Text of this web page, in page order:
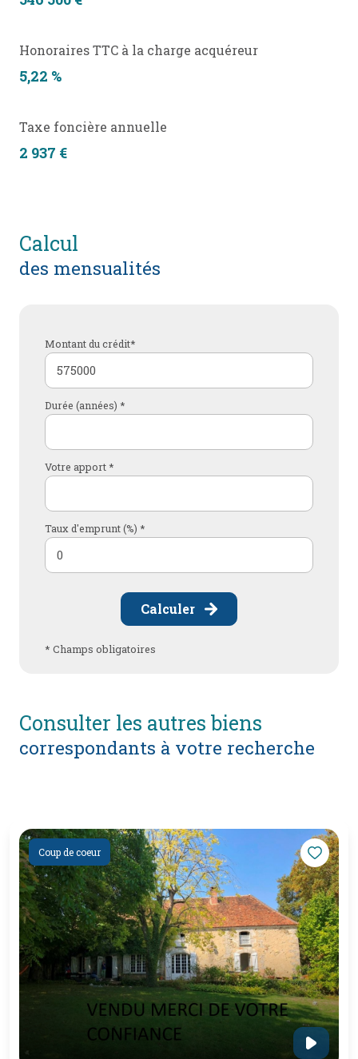
Honoraires TTC à la charge acquéreur
5,22 %
Taxe foncière annuelle
2 937 €
calcul
des mensualités
Montant du crédit*
Durée (années) *
Votre apport *
Taux d'emprunt (%) *
Calculer
* Champs obligatoires
consulter les autres biens
correspondants à votre recherche
Coup de coeur